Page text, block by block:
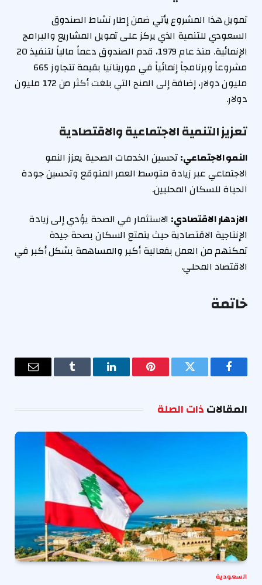
تمويل هذا المشروع يأتي ضمن إطار نشاط الصندوق
السعودي للتنمية الذي يركز على تمويل المشاريع والبرامج
الإنمائية. منذ عام 1979، قدم الصندوق دعماً مالياً لتنفيذ 20
مشروعاً وبرنامجاً إنمائياً في موريتانيا بقيمة تتجاوز 665
مليون دولار، إضافة إلى المنح التي بلغت أكثر من 172 مليون
دولار.
تعزيز التنمية الاجتماعية والاقتصادية
النمو الاجتماعي:تحسين الخدمات الصحية يعزز النمو
الاجتماعي عبر زيادة متوسط العمر المتوقع وتحسين جودة
الحياة للسكان المحليين.
الازدهار الاقتصادي: الاستثمار في الصحة يؤدي إلى زيادة
الإنتاجية الاقتصادية حيث يتمتع السكان بصحة جيدة
تمكنهم من العمل بفعالية أكبر والمساهمة بشكل أكبر في
الاقتصاد المحلي.
خاتمة
فيسبوك تويتر بينتيريستلينكدإن Tumblr
البريد
المقالاتذات الصلة
السعودية